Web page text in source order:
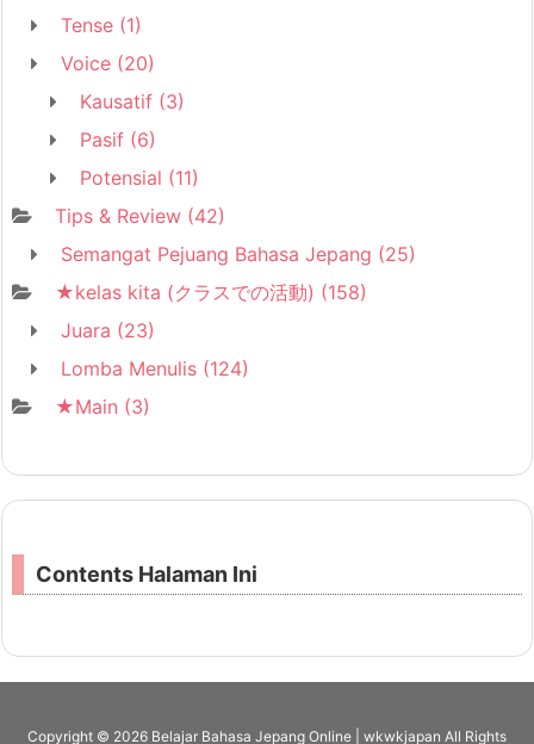
Tense (1)
Voice (20)
Kausatif (3)
Pasif (6)
Potensial (11)
Tips & Review (42)
Semangat Pejuang Bahasa Jepang (25)
★kelas kita (クラスでの活動) (158)
Juara (23)
Lomba Menulis (124)
★Main (3)
Contents Halaman Ini
Copyright © 2026 Belajar Bahasa Jepang Online | wkwkjapan All Rights